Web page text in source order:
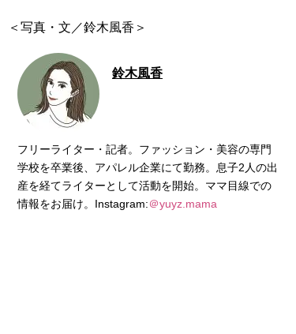
＜写真・文／鈴木風香＞
鈴木風香
フリーライター・記者。ファッション・美容の専門
学校を卒業後、アパレル企業にて勤務。息子2人の出
産を経てライターとして活動を開始。ママ目線での
情報をお届け。Instagram:＠yuyz.mama